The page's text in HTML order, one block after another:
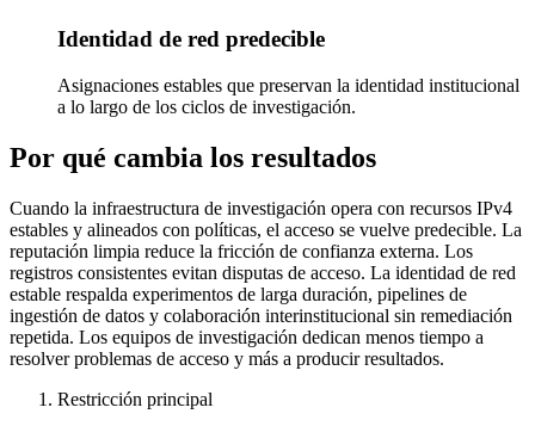
Identidad de red predecible
Asignaciones estables que preservan la identidad institucional
a lo largo de los ciclos de investigación.
Por qué cambia los resultados
Cuando la infraestructura de investigación opera con recursos IPv4
estables y alineados con políticas, el acceso se vuelve predecible. La
reputación limpia reduce la fricción de confianza externa. Los
registros consistentes evitan disputas de acceso. La identidad de red
estable respalda experimentos de larga duración, pipelines de
ingestión de datos y colaboración interinstitucional sin remediación
repetida. Los equipos de investigación dedican menos tiempo a
resolver problemas de acceso y más a producir resultados.
Restricción principal